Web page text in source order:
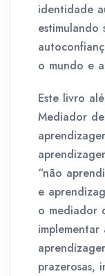
identidade
estimulando
o mundo e
Este livro
Mediador
“não
e
o mediador
prazerosas,